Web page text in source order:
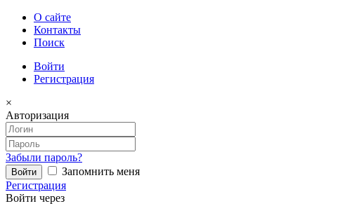
О сайте
Контакты
Поиск
Войти
Регистрация
×
Авторизация
Забыли пароль?
Запомнить меня
Регистрация
Войти через